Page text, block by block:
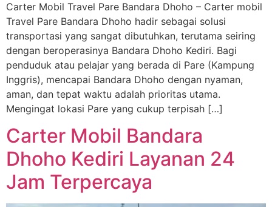
Carter Mobil Travel Pare Bandara Dhoho – Carter mobil
Travel Pare Bandara Dhoho hadir sebagai solusi
transportasi yang sangat dibutuhkan, terutama seiring
dengan beroperasinya Bandara Dhoho Kediri. Bagi
penduduk atau pelajar yang berada di Pare (Kampung
Inggris), mencapai Bandara Dhoho dengan nyaman,
aman, dan tepat waktu adalah prioritas utama.
Mengingat lokasi Pare yang cukup terpisah […]
Carter Mobil Bandara
Dhoho Kediri Layanan 24
Jam Terpercaya